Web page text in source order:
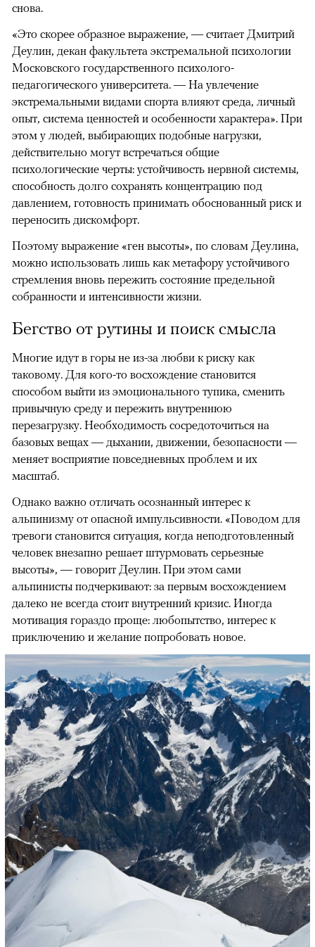
снова.
«Это скорее образное выражение, — считает Дмитрий
Деулин, декан факультета экстремальной психологии
Московского государственного психолого-
педагогического университета. — На увлечение
экстремальными видами спорта влияют среда, личный
опыт, система ценностей и особенности характера». При
этом у людей, выбирающих подобные нагрузки,
действительно могут встречаться общие
психологические черты: устойчивость нервной системы,
способность долго сохранять концентрацию под
давлением, готовность принимать обоснованный риск и
переносить дискомфорт.
Поэтому выражение «ген высоты», по словам Деулина,
можно использовать лишь как метафору устойчивого
стремления вновь пережить состояние предельной
собранности и интенсивности жизни.
Бегство от рутины и поиск смысла
Многие идут в горы не из-за любви к риску как
таковому. Для кого-то восхождение становится
способом выйти из эмоционального тупика, сменить
привычную среду и пережить внутреннюю
перезагрузку. Необходимость сосредоточиться на
базовых вещах — дыхании, движении, безопасности —
меняет восприятие повседневных проблем и их
масштаб.
Однако важно отличать осознанный интерес к
альпинизму от опасной импульсивности. «Поводом для
тревоги становится ситуация, когда неподготовленный
человек внезапно решает штурмовать серьезные
высоты», — говорит Деулин. При этом сами
альпинисты подчеркивают: за первым восхождением
далеко не всегда стоит внутренний кризис. Иногда
мотивация гораздо проще: любопытство, интерес к
приключению и желание попробовать новое.